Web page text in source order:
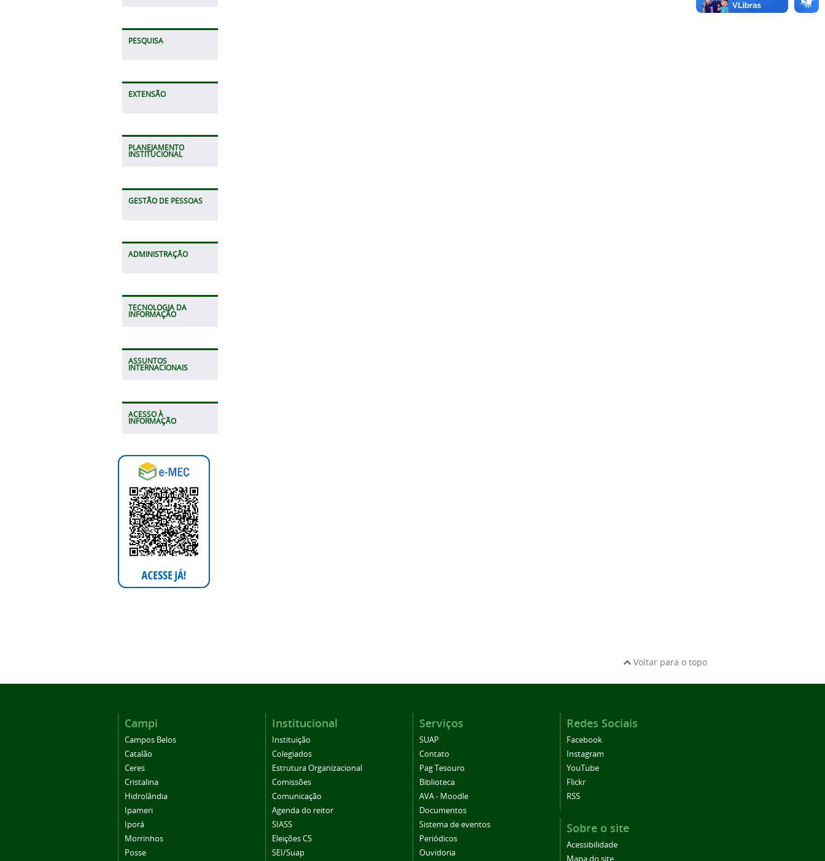
PESQUISA
EXTENSÃO
PLANEJAMENTO
INSTITUCIONAL
GESTÃO DE PESSOAS
ADMINISTRAÇÃO
TECNOLOGIA DA
INFORMAÇÃO
ASSUNTOS
INTERNACIONAIS
ACESSO À
INFORMAÇÃO
Voltar para o topo
Campi
Campos Belos
Catalão
Ceres
Cristalina
Hidrolândia
Ipameri
Iporá
Morrinhos
Posse
Institucional
Instituição
Colegiados
Estrutura Organizacional
Comissões
Comunicação
Agenda do reitor
SIASS
Eleições CS
SEI/Suap
Serviços
SUAP
Contato
Pag Tesouro
Biblioteca
AVA - Moodle
Documentos
Sistema de eventos
Periódicos
Ouvidoria
Redes Sociais
Facebook
Instagram
YouTube
Flickr
RSS
Sobre o site
Acessibilidade
Mapa do site